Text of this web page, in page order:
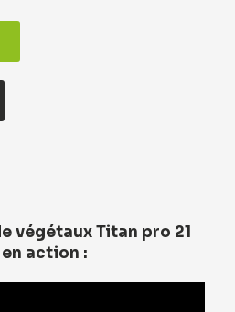
végétaux Titan pro 21
en action :